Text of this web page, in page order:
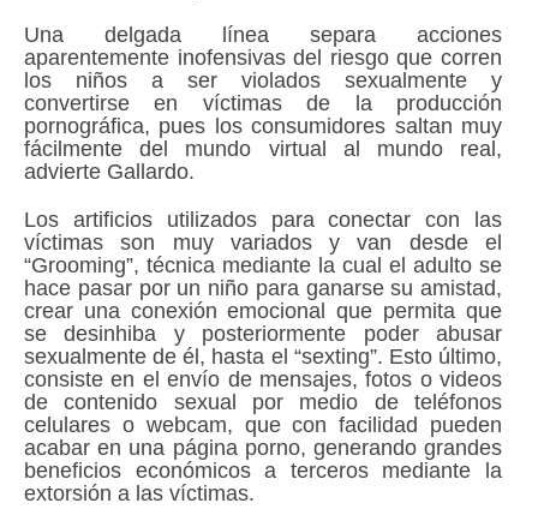
Una delgada línea separa acciones
aparentemente inofensivas del riesgo que corren
los niños a ser violados sexualmente y
convertirse en víctimas de la producción
pornográfica, pues los consumidores saltan muy
fácilmente del mundo virtual al mundo real,
advierte Gallardo.
Los artificios utilizados para conectar con las
víctimas son muy variados y van desde el
“Grooming”, técnica mediante la cual el adulto se
hace pasar por un niño para ganarse su amistad,
crear una conexión emocional que permita que
se desinhiba y posteriormente poder abusar
sexualmente de él, hasta el “sexting”. Esto último,
consiste en el envío de mensajes, fotos o videos
de contenido sexual por medio de teléfonos
celulares o webcam, que con facilidad pueden
acabar en una página porno, generando grandes
beneficios económicos a terceros mediante la
extorsión a las víctimas.